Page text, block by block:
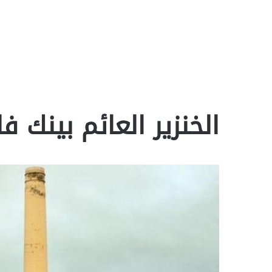
الخنزير العائم بينك